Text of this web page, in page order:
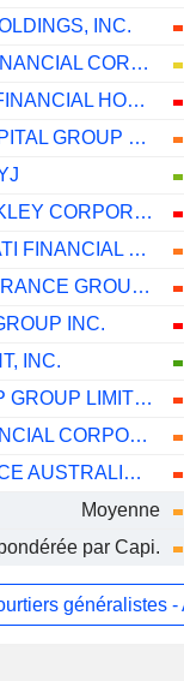
INC.
INTACT FINANCIAL CORPORATION
FAIRFAX FINANCIAL HOLDINGS LIMITED
ARCH CAPITAL GROUP LTD.
W.R. BERKLEY CORPORATION
CINCINNATI FINANCIAL CORPORATION
QBE INSURANCE GROUP LIMITED
INC.
INC.
SUNCORP GROUP LIMITED
CNA FINANCIAL CORPORATION
INSURANCE AUSTRALIA GROUP LIMITED
Moyenne
par Capi.
généralistes -